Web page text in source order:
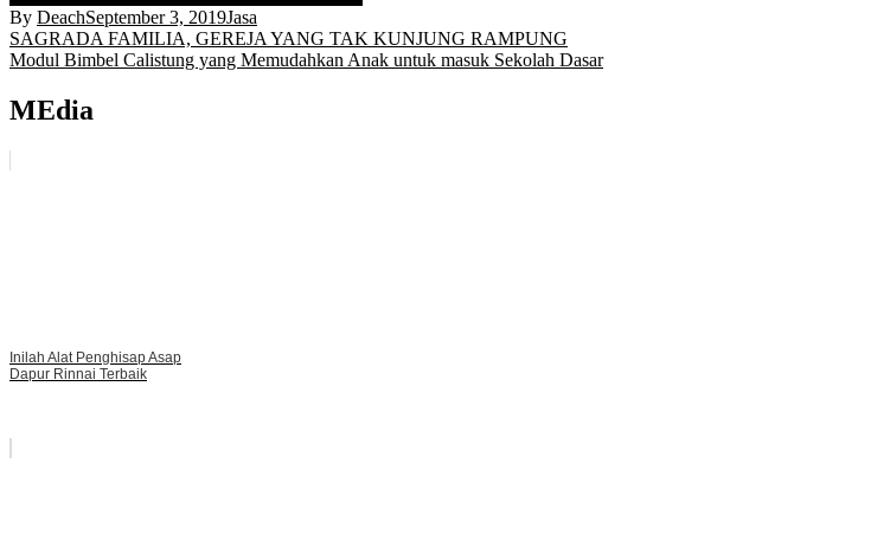
By DeachSeptember 3, 2019Jasa
Post
navigation
SAGRADA FAMILIA, GEREJA YANG TAK KUNJUNG RAMPUNG
Modul Bimbel Calistung yang Memudahkan Anak untuk masuk Sekolah Dasar
MEdia
Inilah Alat Penghisap Asap
Dapur Rinnai Terbaik